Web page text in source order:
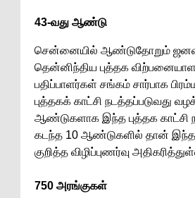
43-வது ஆண்டு
சென்னையில் ஆண்டுதோறும்
தென்னிந்திய புத்தக
பதிப்பாளர்கள் சங்கம் சார்பாக
புத்தகக் காட்சி நடத்தப்படுவது
ஆண்டுகளாக இந்த புத்தக காட்சி
கடந்த 10 ஆண்டுகளில் தான் இந்த
குறித்த விழிப்புணர்வு
750 அரங்குகள்